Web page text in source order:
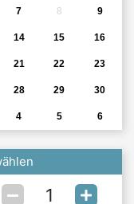
7 8 9
14 15 16
21 22 23
28 29 30
4 5 6